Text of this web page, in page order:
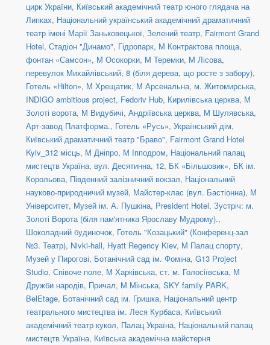
цирк України, Київський академічний театр юного глядача на
Липках, Національний український академічний драматичний
театр імені Марії Заньковецької, Зелений театр, Fairmont Grand
Hotel, Стадіон "Динамо", Гідропарк, М Контрактова площа,
фонтан «Самсон», М Осокорки, М Теремки, М Лісова,
перевулок Михайлівський, 8 (біля дерева, що росте з забору),
Готель «Hilton», М Хрещатик, М Арсенальна, м. Житомирська,
INDIGO ambitious project, Fedoriv Hub, Кирилівська церква, М
Золоті ворота, М Видубичі, Андріївська церква, М Шулявська,
Арт-завод Платформа., Готель «Русь», Український дім,
Київський драматичний театр "Браво", Fairmont Grand Hotel
Kyiv_312 місць, М Дніпро, М Іпподром, Національний палац
мистецтв Україна, вул. Десятинна, 12, БК «Більшовик», БК ім.
Корольова, Південний залізничний вокзал, Національний
науково-природничий музей, Майстер-клас (вул. Бастіонна), М
Університет, Музей ім. А. Пушкіна, President Hotel, Зустріч: м.
Золоті Ворота (біля пам'ятника Ярославу Мудрому).,
Шоколадний будиночок, Готель "Козацький" (Конференц-зал
№3. Театр), Nivki-hall, Hyatt Regency Kiev, М Палац спорту,
Музей у Пирогові, Ботанічний сад ім. Фоміна, G13 Project
Studio, Співоче поле, М Харківська, ст. м. Голосіївська, М
Дружби народів, Причал, М Мінська, SKY family PARK,
BelEtage, Ботанічний сад ім. Гришка, Національний центр
театрального мистецтва ім. Леся Курбаса, Київський
академічний театр кукол, Палац Україна, Національний палац
мистецтв Україна, Київська академічна майстерня